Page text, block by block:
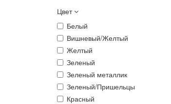
Цвет
Белый
Вишневый/Желтый
Желтый
Зеленый
Зеленый металлик
Зеленый/Пришельцы
Красный